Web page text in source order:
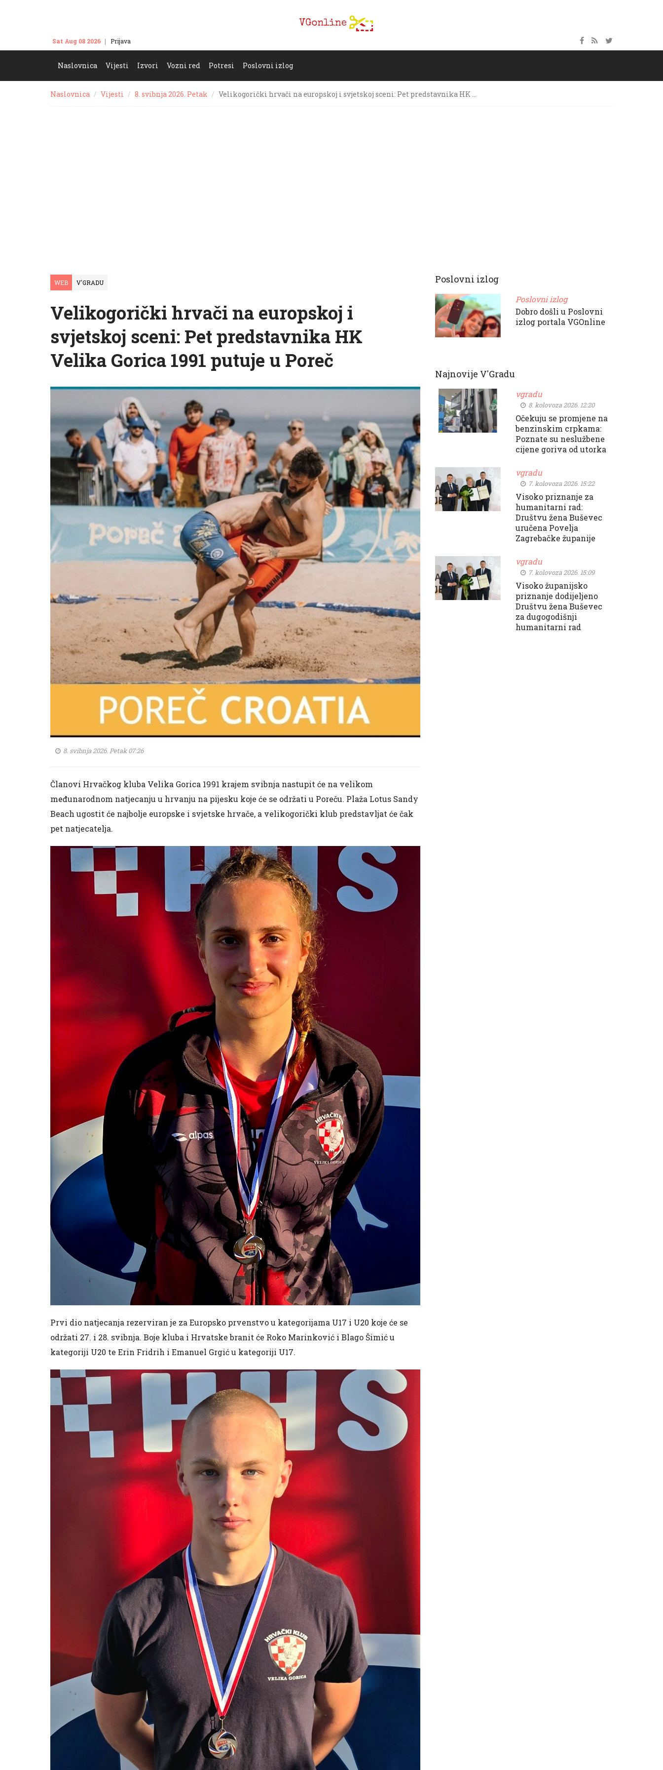
Sat Aug 08 2026 Prijava
Naslovnica Vijesti Izvori Vozni red Potresi Poslovni izlog
Naslovnica Vijesti 8. svibnja 2026. Petak Velikogorički hrvači na europskoj i svjetskoj sceni: Pet predstavnika HK …
WEB V'GRADU
Velikogorički hrvači na europskoj i
svjetskoj sceni: Pet predstavnika HK
Velika Gorica 1991 putuje u Poreč
8. svibnja 2026. Petak 07:26
Članovi Hrvačkog kluba Velika Gorica 1991 krajem svibnja nastupit će na velikom
međunarodnom natjecanju u hrvanju na pijesku koje će se održati u Poreču. Plaža Lotus Sandy
Beach ugostit će najbolje europske i svjetske hrvače, a velikogorički klub predstavljat će čak
pet natjecatelja.
Prvi dio natjecanja rezerviran je za Europsko prvenstvo u kategorijama U17 i U20 koje će se
održati 27. i 28. svibnja. Boje kluba i Hrvatske branit će Roko Marinković i Blago Šimić u
kategoriji U20 te Erin Fridrih i Emanuel Grgić u kategoriji U17.
Poslovni izlog
Poslovni izlog
Dobro došli u Poslovni
izlog portala VGOnline
Najnovije V'Gradu
vgradu
8. kolovoza 2026. 12:20
Očekuju se promjene na
benzinskim crpkama:
Poznate su neslužbene
cijene goriva od utorka
vgradu
7. kolovoza 2026. 15:22
Visoko priznanje za
humanitarni rad:
Društvu žena Buševec
uručena Povelja
Zagrebačke županije
vgradu
7. kolovoza 2026. 15:09
Visoko županijsko
priznanje dodijeljeno
Društvu žena Buševec
za dugogodišnji
humanitarni rad